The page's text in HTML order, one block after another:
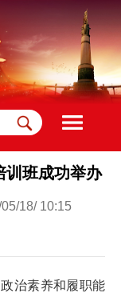
训班成功举办
18/ 10:15
治素养和履职能